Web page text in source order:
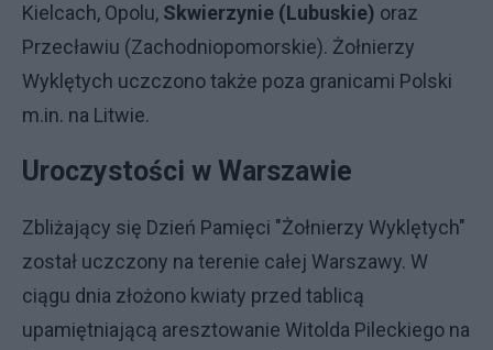
Kielcach, Opolu, Skwierzynie (Lubuskie) oraz
Przecławiu (Zachodniopomorskie). Żołnierzy
Wyklętych uczczono także poza granicami Polski
m.in. na Litwie.
Uroczystości w Warszawie
Zbliżający się Dzień Pamięci "Żołnierzy Wyklętych"
został uczczony na terenie całej Warszawy. W
ciągu dnia złożono kwiaty przed tablicą
upamiętniającą aresztowanie Witolda Pileckiego na